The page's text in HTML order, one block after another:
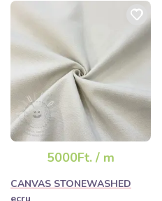
5000Ft. / m
CANVAS STONEWASHED